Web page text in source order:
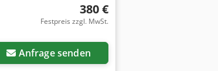
380 €
Festpreis zzgl. MwSt.
Anfrage senden